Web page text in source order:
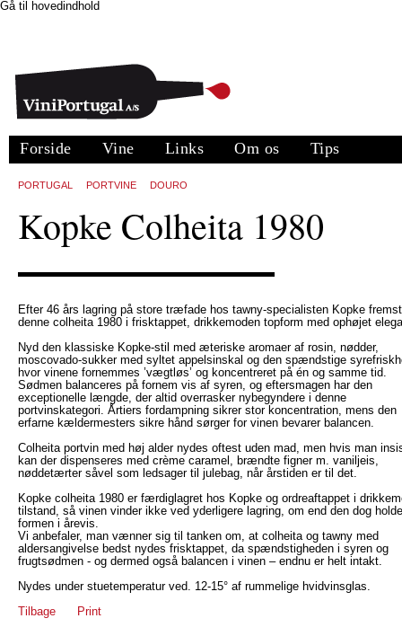
Gå til hovedindhold
Forside Vine Links Om os Tips
PORTUGAL PORTVINE DOURO
Kopke Colheita 1980
Efter 46 års lagring på store træfade hos tawny-specialisten Kopke
denne colheita 1980 i frisktappet, drikkemoden topform med ophøjet
Nyd den klassiske Kopke-stil med æteriske aromaer af rosin, nødder,
moscovado-sukker med syltet appelsinskal og den spændstige
hvor vinene fornemmes ’vægtløs’ og koncentreret på én og samme tid.
Sødmen balanceres på fornem vis af syren, og eftersmagen har den
exceptionelle længde, der altid overrasker nybegyndere i denne
portvinskategori. Årtiers fordampning sikrer stor koncentration, mens den
erfarne kældermesters sikre hånd sørger for vinen bevarer balancen.
Colheita portvin med høj alder nydes oftest uden mad, men hvis man
kan der dispenseres med crème caramel, brændte figner m. vaniljeis,
nøddetærter såvel som ledsager til julebag, når årstiden er til det.
Kopke colheita 1980 er færdiglagret hos Kopke og ordreaftappet i
tilstand, så vinen vinder ikke ved yderligere lagring, om end den dog
formen i årevis.
Vi anbefaler, man vænner sig til tanken om, at colheita og tawny med
aldersangivelse bedst nydes frisktappet, da spændstigheden i syren og
frugtsødmen - og dermed også balancen i vinen – endnu er helt intakt.
Nydes under stuetemperatur ved. 12-15° af rummelige hvidvinsglas.
Tilbage
Print